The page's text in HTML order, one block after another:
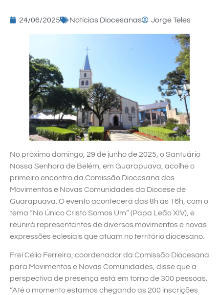
24/06/2025 Notícias Diocesanas Jorge Teles
No próximo domingo, 29 de junho de 2025, o Santuário
Nossa Senhora de Belém, em Guarapuava, acolhe o
primeiro encontro da Comissão Diocesana dos
Movimentos e Novas Comunidades da Diocese de
Guarapuava. O evento acontecerá das 8h às 16h, com o
tema “No Único Cristo Somos Um” (Papa Leão XIV), e
reunirá representantes de diversos movimentos e novas
expressões eclesiais que atuam no território diocesano.
Frei Célio Ferreira, coordenador da Comissão Diocesana
para Movimentos e Novas Comunidades, disse que a
perspectiva de presença está em torno de 300 pessoas.
“Até o momento estamos chegando as 200 inscrições